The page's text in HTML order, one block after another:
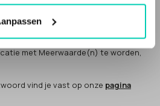
word je niet zomaar. Hiervoor
opgesteld. We komen altijd zelf
locatie te horen en sfeer te proeven.
met Meerwaarde(n) te worden,
vind je vast op onze pagina